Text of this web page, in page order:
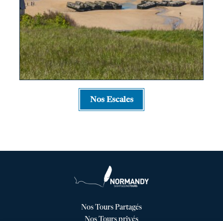
Nos Escales
Nos Tours Partagés
Nos Tours privés